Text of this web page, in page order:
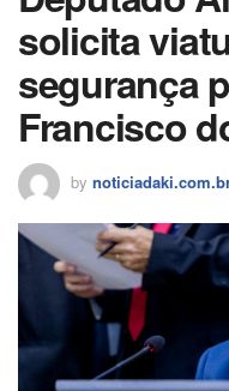
solicita
segurança
Francisco
by